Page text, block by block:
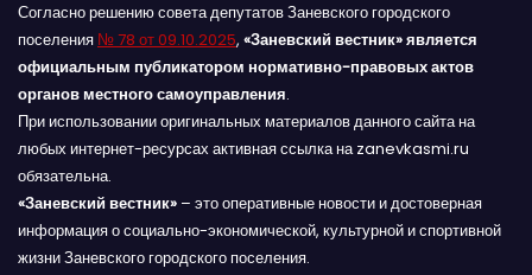
Согласно решению совета депутатов Заневского городского
поселения № 78 от 09.10.2025, «Заневский вестник» является
официальным публикатором нормативно-правовых актов
органов местного самоуправления.
При использовании оригинальных материалов данного сайта на
любых интернет-ресурсах активная ссылка на zanevkasmi.ru
обязательна.
«Заневский вестник» – это оперативные новости и достоверная
информация о социально-экономической, культурной и спортивной
жизни Заневского городского поселения.